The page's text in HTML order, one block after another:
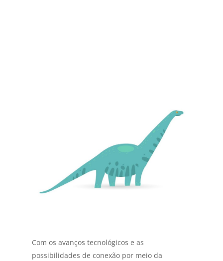
Com os avanços tecnológicos e as
possibilidades de conexão por meio da